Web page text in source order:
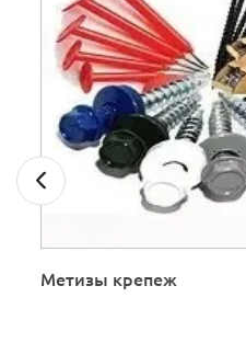
Метизы крепеж